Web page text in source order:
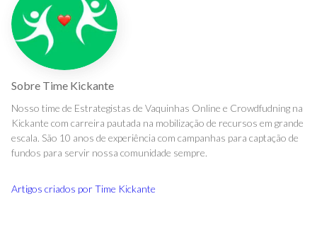
Sobre Time Kickante
Nosso time de Estrategistas de Vaquinhas Online e Crowdfudning na
Kickante com carreira pautada na mobilização de recursos em grande
escala. São 10 anos de experiência com campanhas para captação de
fundos para servir nossa comunidade sempre.
Artigos criados porTime Kickante